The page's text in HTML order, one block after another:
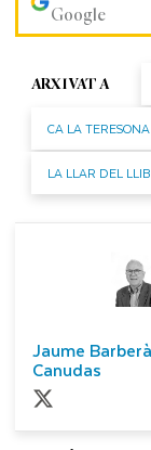
Google
ARXIVAT A
CA LA TERESONA
LA LLAR DEL
Jaume Barberà
Canudas